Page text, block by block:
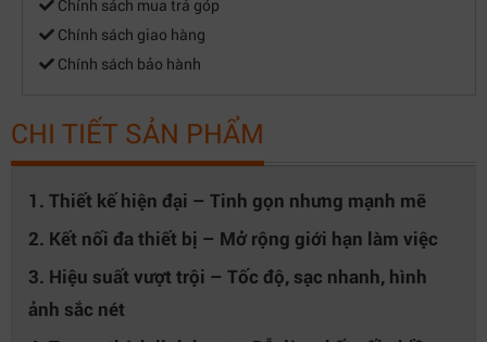
Chính sách mua trả góp
Chính sách giao hàng
Chính sách bảo hành
CHI TIẾT SẢN PHẨM
1. Thiết kế hiện đại – Tinh gọn nhưng mạnh mẽ
2. Kết nối đa thiết bị – Mở rộng giới hạn làm việc
3. Hiệu suất vượt trội – Tốc độ, sạc nhanh, hình
ảnh sắc nét